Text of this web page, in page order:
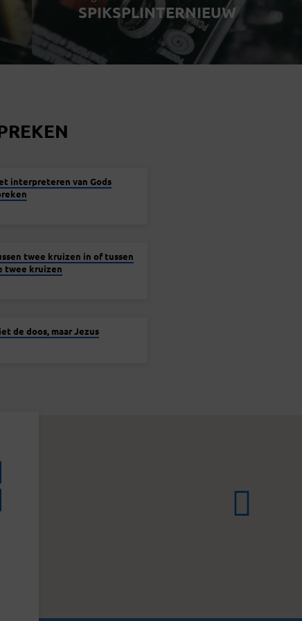
SPIKSPLINTERNIEUW
interpreteren van Gods
twee kruizen in of tussen
twee kruizen
de doos, maar Jezus